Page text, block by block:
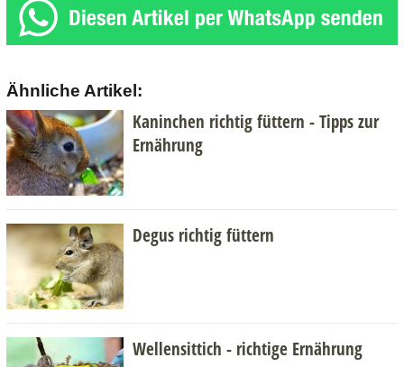
Ähnliche Artikel:
Kaninchen richtig füttern - Tipps zur
Ernährung
Degus richtig füttern
Wellensittich - richtige Ernährung